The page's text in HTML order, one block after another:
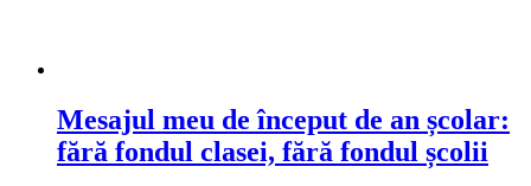
Mesajul meu de început de an școlar:
fără fondul clasei, fără fondul școlii